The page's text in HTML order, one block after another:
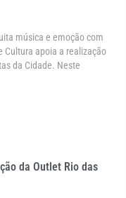
música e emoção com
Cultura apoia a realização
da Cidade. Neste
da Outlet Rio das